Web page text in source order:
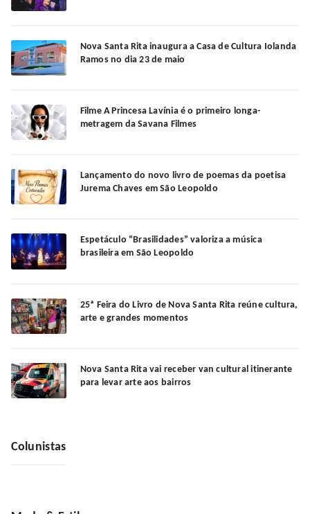
Nova Santa Rita inaugura a Casa de Cultura Iolanda
Ramos no dia 23 de maio
Filme A Princesa Lavínia é o primeiro longa-
metragem da Savana Filmes
Lançamento do novo livro de poemas da poetisa
Jurema Chaves em São Leopoldo
Espetáculo “Brasilidades” valoriza a música
brasileira em São Leopoldo
25ª Feira do Livro de Nova Santa Rita reúne cultura,
arte e grandes momentos
Nova Santa Rita vai receber van cultural itinerante
para levar arte aos bairros
Colunistas